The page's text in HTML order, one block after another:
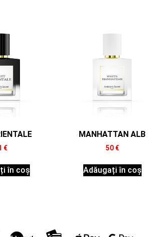
€
în coș
MANHATTAN ALB
50 €
Adăugați în coș